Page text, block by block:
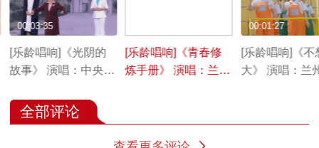
[乐龄唱响]《光阴的
故事》 演唱：中央广
主持人合唱团
00:03:35
[乐龄唱响]《青春修
炼手册》 演唱：兰州
[乐龄唱响]《不
大》 演唱：兰
00:01:27
全部评论